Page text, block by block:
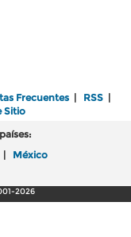
Frecuentes RSS
Sitio
México
2026